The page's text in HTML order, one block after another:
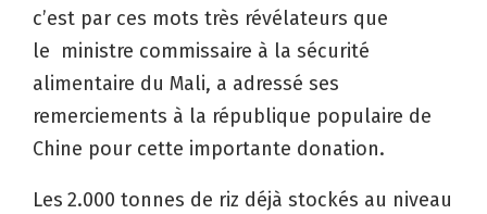
c’est par ces mots très révélateurs que
le ministre commissaire à la sécurité
alimentaire du Mali, a adressé ses
remerciements à la république populaire de
Chine pour cette importante donation.
Les 2.000 tonnes de riz déjà stockés au niveau